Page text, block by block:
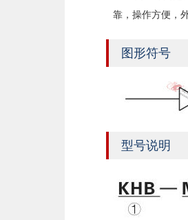
靠，操作方便，
图形符号
型号说明